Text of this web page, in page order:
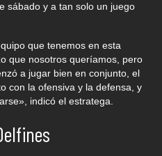
sábado y a tan solo un juego
que tenemos en esta
que nosotros queríamos, pero
a jugar bien en conjunto, el
con la ofensiva y la defensa, y
indicó el estratega.